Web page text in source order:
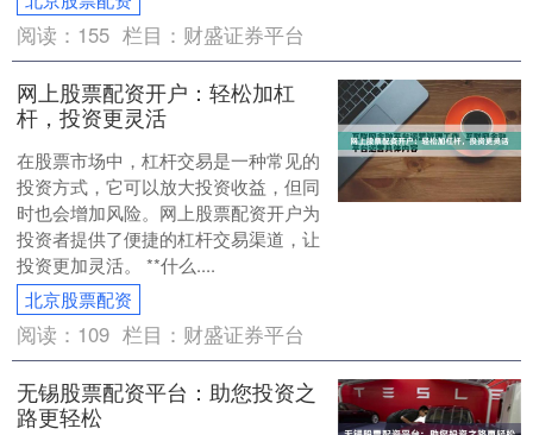
阅读： 155 栏目： 财盛证券平台
网上股票配资开户：轻松加杠
杆，投资更灵活
在股票市场中，杠杆交易是一种常见的
投资方式，它可以放大投资收益，但同
时也会增加风险。网上股票配资开户为
投资者提供了便捷的杠杆交易渠道，让
投资更加灵活。 **什么....
北京股票配资
阅读： 109 栏目： 财盛证券平台
无锡股票配资平台：助您投资之
路更轻松